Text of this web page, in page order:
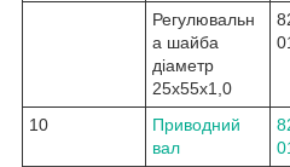
Регулювальн
а шайба
діаметр
25x55x1,0
10
Приводний
вал